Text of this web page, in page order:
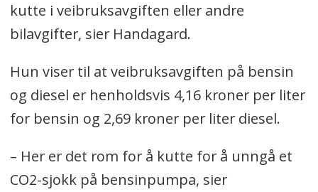
kutte i veibruksavgiften eller andre
bilavgifter, sier Handagard.
Hun viser til at veibruksavgiften på bensin
og diesel er henholdsvis 4,16 kroner per liter
for bensin og 2,69 kroner per liter diesel.
– Her er det rom for å kutte for å unngå et
CO2-sjokk på bensinpumpa, sier